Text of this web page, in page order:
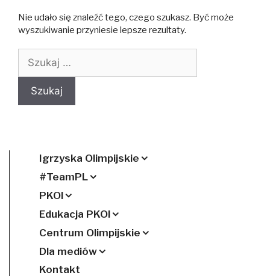
Nie udało się znaleźć tego, czego szukasz. Być może
wyszukiwanie przyniesie lepsze rezultaty.
Igrzyska Olimpijskie
#TeamPL
PKOl
Edukacja PKOl
Centrum Olimpijskie
Dla mediów
Kontakt